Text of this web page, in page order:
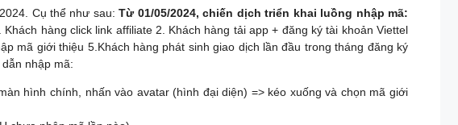
Cụ thể như sau:Từ 01/05/2024, chiến dịch triển khai luồng nhập mã:
hàng click link affiliate 2. Khách hàng tải app + đăng ký tài khoản Viettel
mã giới thiệu 5.Khách hàng phát sinh giao dịch lần đầu trong tháng đăng ký
nhập mã:
hình chính, nhấn vào avatar (hình đại diện) => kéo xuống và chọn mã giới